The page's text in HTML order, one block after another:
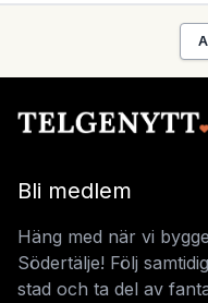
Bli medlem
Häng med när vi
Södertälje! Följ
stad och ta del av